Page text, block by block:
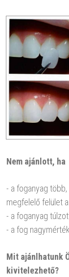
Nem ajánlott, ha
- a foganyag
megfelelő felület
- a foganyag
- a fog
Mit ajánlhatunk
kivitelezhető?